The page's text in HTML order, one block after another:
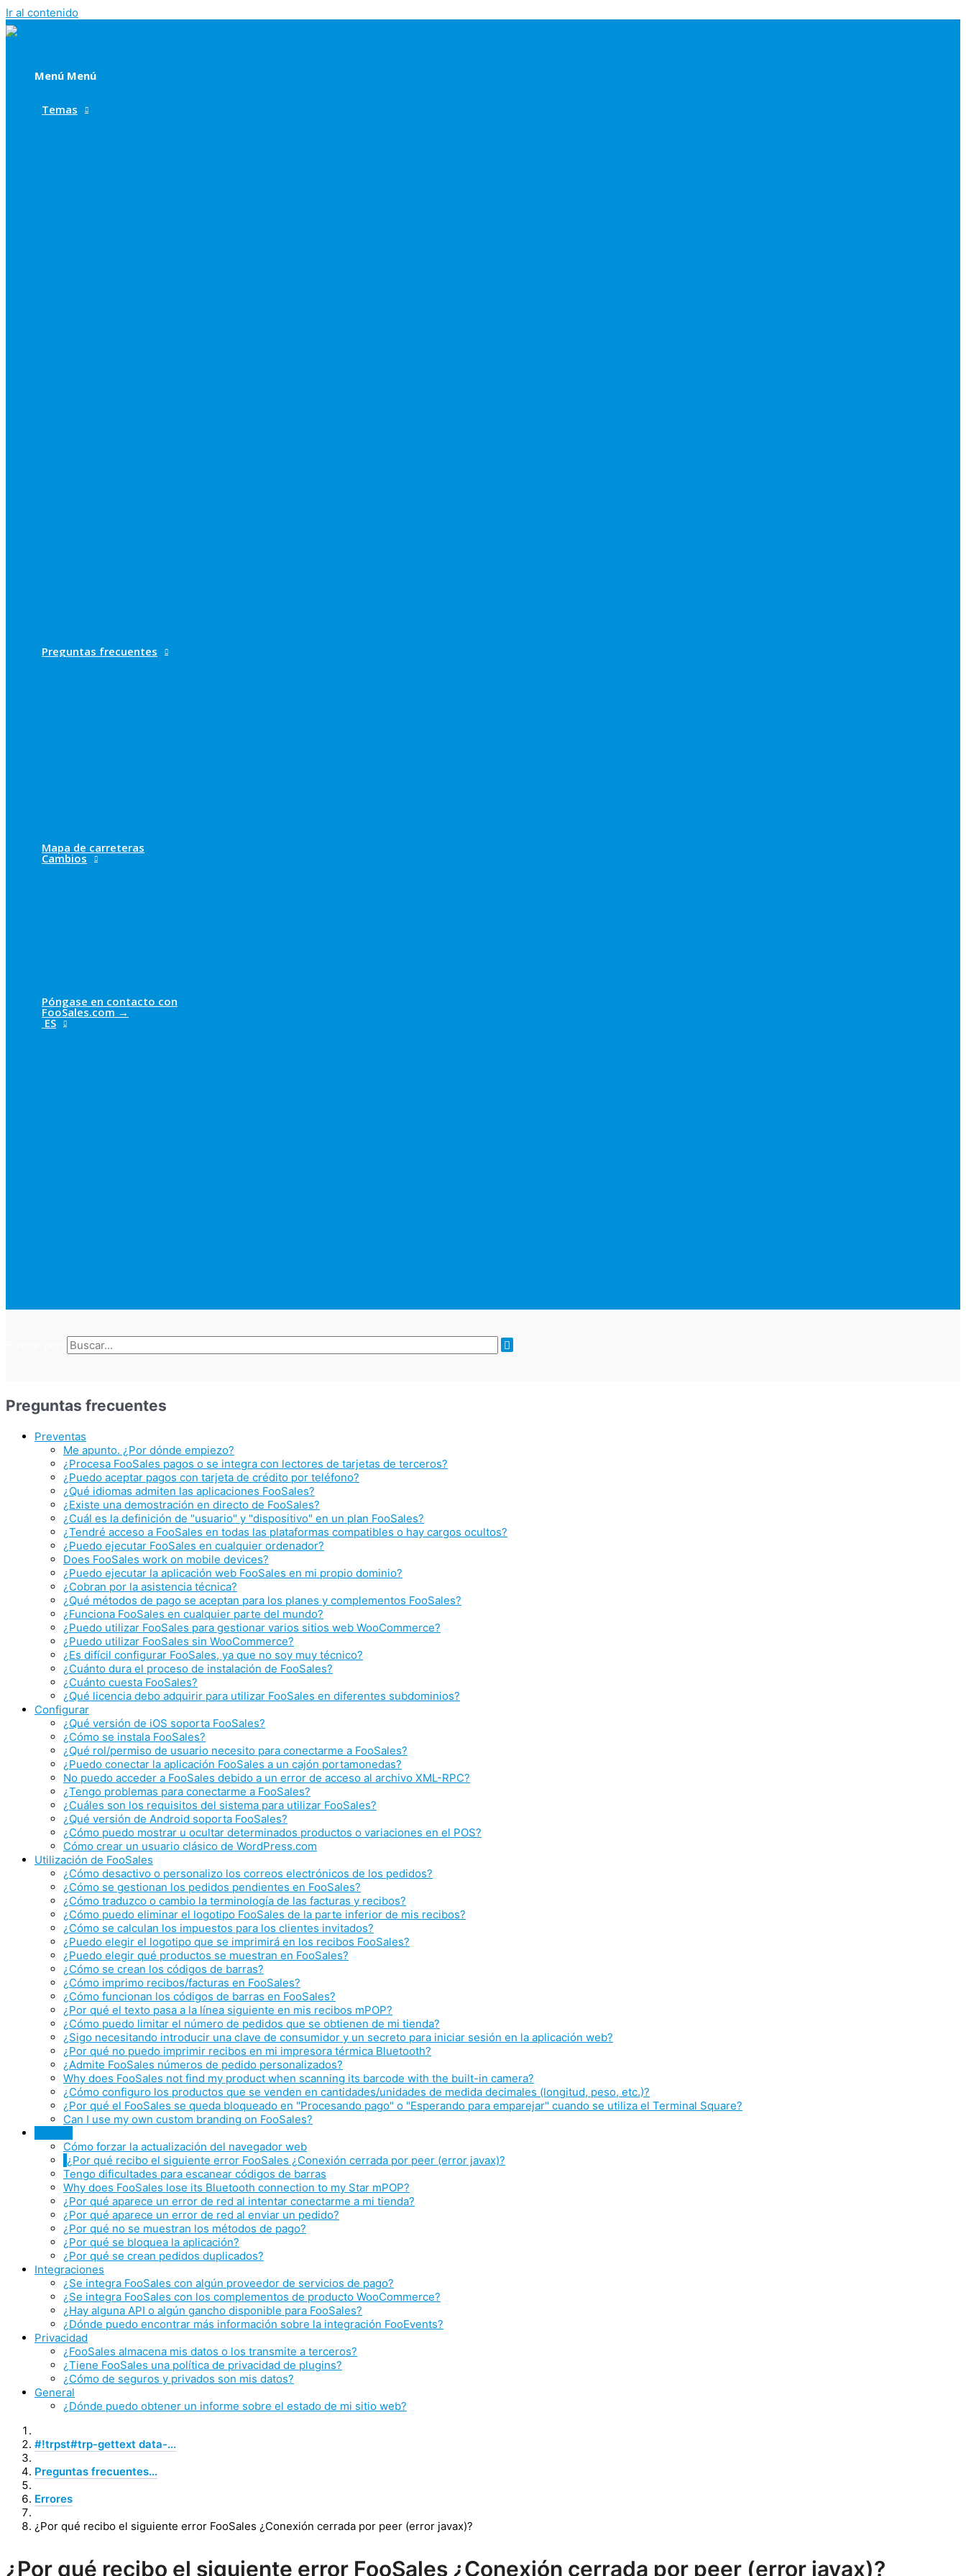
Ir al contenido
Menú Menú
Temas
Preguntas frecuentes
Mapa de carreteras
Cambios
Póngase en contacto con
FooSales.com →
ES
Preguntas frecuentes
Preventas
Me apunto. ¿Por dónde empiezo?
¿Procesa FooSales pagos o se integra con lectores de tarjetas de terceros?
¿Puedo aceptar pagos con tarjeta de crédito por teléfono?
¿Qué idiomas admiten las aplicaciones FooSales?
¿Existe una demostración en directo de FooSales?
¿Cuál es la definición de "usuario" y "dispositivo" en un plan FooSales?
¿Tendré acceso a FooSales en todas las plataformas compatibles o hay cargos ocultos?
¿Puedo ejecutar FooSales en cualquier ordenador?
Does FooSales work on mobile devices?
¿Puedo ejecutar la aplicación web FooSales en mi propio dominio?
¿Cobran por la asistencia técnica?
¿Qué métodos de pago se aceptan para los planes y complementos FooSales?
¿Funciona FooSales en cualquier parte del mundo?
¿Puedo utilizar FooSales para gestionar varios sitios web WooCommerce?
¿Puedo utilizar FooSales sin WooCommerce?
¿Es difícil configurar FooSales, ya que no soy muy técnico?
¿Cuánto dura el proceso de instalación de FooSales?
¿Cuánto cuesta FooSales?
¿Qué licencia debo adquirir para utilizar FooSales en diferentes subdominios?
Configurar
¿Qué versión de iOS soporta FooSales?
¿Cómo se instala FooSales?
¿Qué rol/permiso de usuario necesito para conectarme a FooSales?
¿Puedo conectar la aplicación FooSales a un cajón portamonedas?
No puedo acceder a FooSales debido a un error de acceso al archivo XML-RPC?
¿Tengo problemas para conectarme a FooSales?
¿Cuáles son los requisitos del sistema para utilizar FooSales?
¿Qué versión de Android soporta FooSales?
¿Cómo puedo mostrar u ocultar determinados productos o variaciones en el POS?
Cómo crear un usuario clásico de WordPress.com
Utilización de FooSales
¿Cómo desactivo o personalizo los correos electrónicos de los pedidos?
¿Cómo se gestionan los pedidos pendientes en FooSales?
¿Cómo traduzco o cambio la terminología de las facturas y recibos?
¿Cómo puedo eliminar el logotipo FooSales de la parte inferior de mis recibos?
¿Cómo se calculan los impuestos para los clientes invitados?
¿Puedo elegir el logotipo que se imprimirá en los recibos FooSales?
¿Puedo elegir qué productos se muestran en FooSales?
¿Cómo se crean los códigos de barras?
¿Cómo imprimo recibos/facturas en FooSales?
¿Cómo funcionan los códigos de barras en FooSales?
¿Por qué el texto pasa a la línea siguiente en mis recibos mPOP?
¿Cómo puedo limitar el número de pedidos que se obtienen de mi tienda?
¿Sigo necesitando introducir una clave de consumidor y un secreto para iniciar sesión en la aplicación web?
¿Por qué no puedo imprimir recibos en mi impresora térmica Bluetooth?
¿Admite FooSales números de pedido personalizados?
Why does FooSales not find my product when scanning its barcode with the built-in camera?
¿Cómo configuro los productos que se venden en cantidades/unidades de medida decimales (longitud, peso, etc.)?
¿Por qué el FooSales se queda bloqueado en "Procesando pago" o "Esperando para emparejar" cuando se utiliza el Terminal Square?
Can I use my own custom branding on FooSales?
Cómo forzar la actualización del navegador web
¿Por qué recibo el siguiente error FooSales ¿Conexión cerrada por peer (error javax)?
Tengo dificultades para escanear códigos de barras
Why does FooSales lose its Bluetooth connection to my Star mPOP?
¿Por qué aparece un error de red al intentar conectarme a mi tienda?
¿Por qué aparece un error de red al enviar un pedido?
¿Por qué no se muestran los métodos de pago?
¿Por qué se bloquea la aplicación?
¿Por qué se crean pedidos duplicados?
Integraciones
¿Se integra FooSales con algún proveedor de servicios de pago?
¿Se integra FooSales con los complementos de producto WooCommerce?
¿Hay alguna API o algún gancho disponible para FooSales?
¿Dónde puedo encontrar más información sobre la integración FooEvents?
Privacidad
¿FooSales almacena mis datos o los transmite a terceros?
¿Tiene FooSales una política de privacidad de plugins?
¿Cómo de seguros y privados son mis datos?
General
¿Dónde puedo obtener un informe sobre el estado de mi sitio web?
#!trpst#trp-gettext data-...
Preguntas frecuentes...
Errores
¿Por qué recibo el siguiente error FooSales ¿Conexión cerrada por peer (error javax)?
¿Por qué recibo el siguiente error FooSales ¿Conexión cerrada por peer (error javax)?